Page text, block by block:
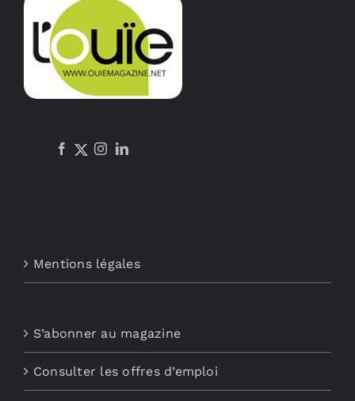
Mentions légales
S’abonner au magazine
Consulter les offres d’emploi